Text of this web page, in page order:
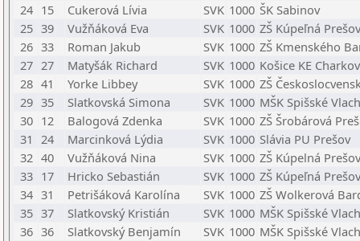
24 15 Cukerová Lívia SVK 1000 ŠK Sabinov
25 39 Vužňáková Eva SVK 1000 ZŠ Kúpeľná Prešov
26 33 Roman Jakub SVK 1000 ZŠ Kmenského
27 27 Matyšák Richard SVK 1000 Košice KE
28 41 Yorke Libbey SVK 1000 ZŠ
29 35 Slatkovská Simona SVK 1000 MŠK Spišské
30 12 Balogová Zdenka SVK 1000 ZŠ Šrobárová
31 24 Marcinková Lýdia SVK 1000 Slávia PU Prešov
32 40 Vužňáková Nina SVK 1000 ZŠ Kúpelná Prešov
33 17 Hricko Sebastián SVK 1000 ZŠ Kúpeľná Prešov
34 31 Petrišáková Karolína SVK 1000 ZŠ Wolkerová
35 37 Slatkovský Kristián SVK 1000 MŠK Spišské
36 36 Slatkovský Benjamín SVK 1000 MŠK Spišské